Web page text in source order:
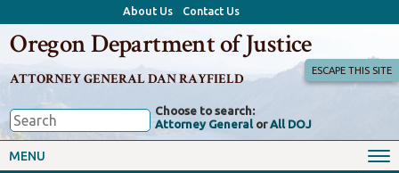
About Us Contact Us
Oregon Department of Justice
ATTORNEY GENERAL DAN RAYFIELD
Choose to search:
Attorney GeneralorAll DOJ
ESCAPE THIS SITE
MENU
Office of the Attorney General